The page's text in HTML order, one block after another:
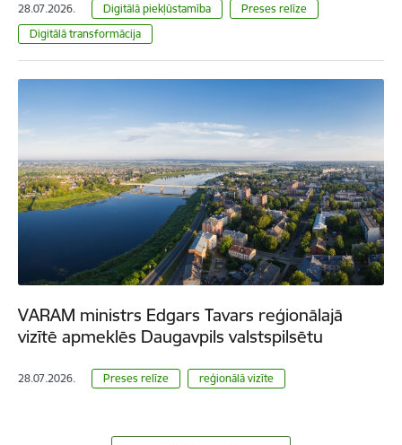
28.07.2026. Digitālā piekļūstamība
Preses relīze
Digitālā transformācija
VARAM ministrs Edgars Tavars reģionālajā
vizītē apmeklēs Daugavpils valstspilsētu
28.07.2026. Preses relīze reģionālā vizīte